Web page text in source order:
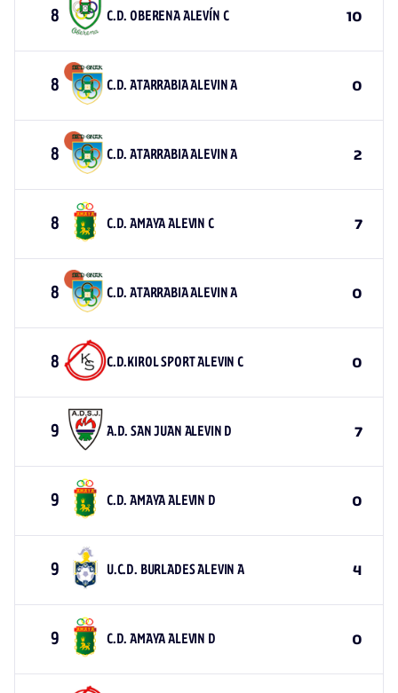
8 C.D. OBERENA ALEVÍN C 10
8 C.D. ATARRABIA ALEVIN A 0
8 C.D. ATARRABIA ALEVIN A 2
8 C.D. AMAYA ALEVIN C 7
8 C.D. ATARRABIA ALEVIN A 0
8 C.D.KIROL SPORT ALEVIN C 0
9 A.D. SAN JUAN ALEVIN D 7
9 C.D. AMAYA ALEVIN D 0
9 U.C.D. BURLADES ALEVIN A 4
9 C.D. AMAYA ALEVIN D 0